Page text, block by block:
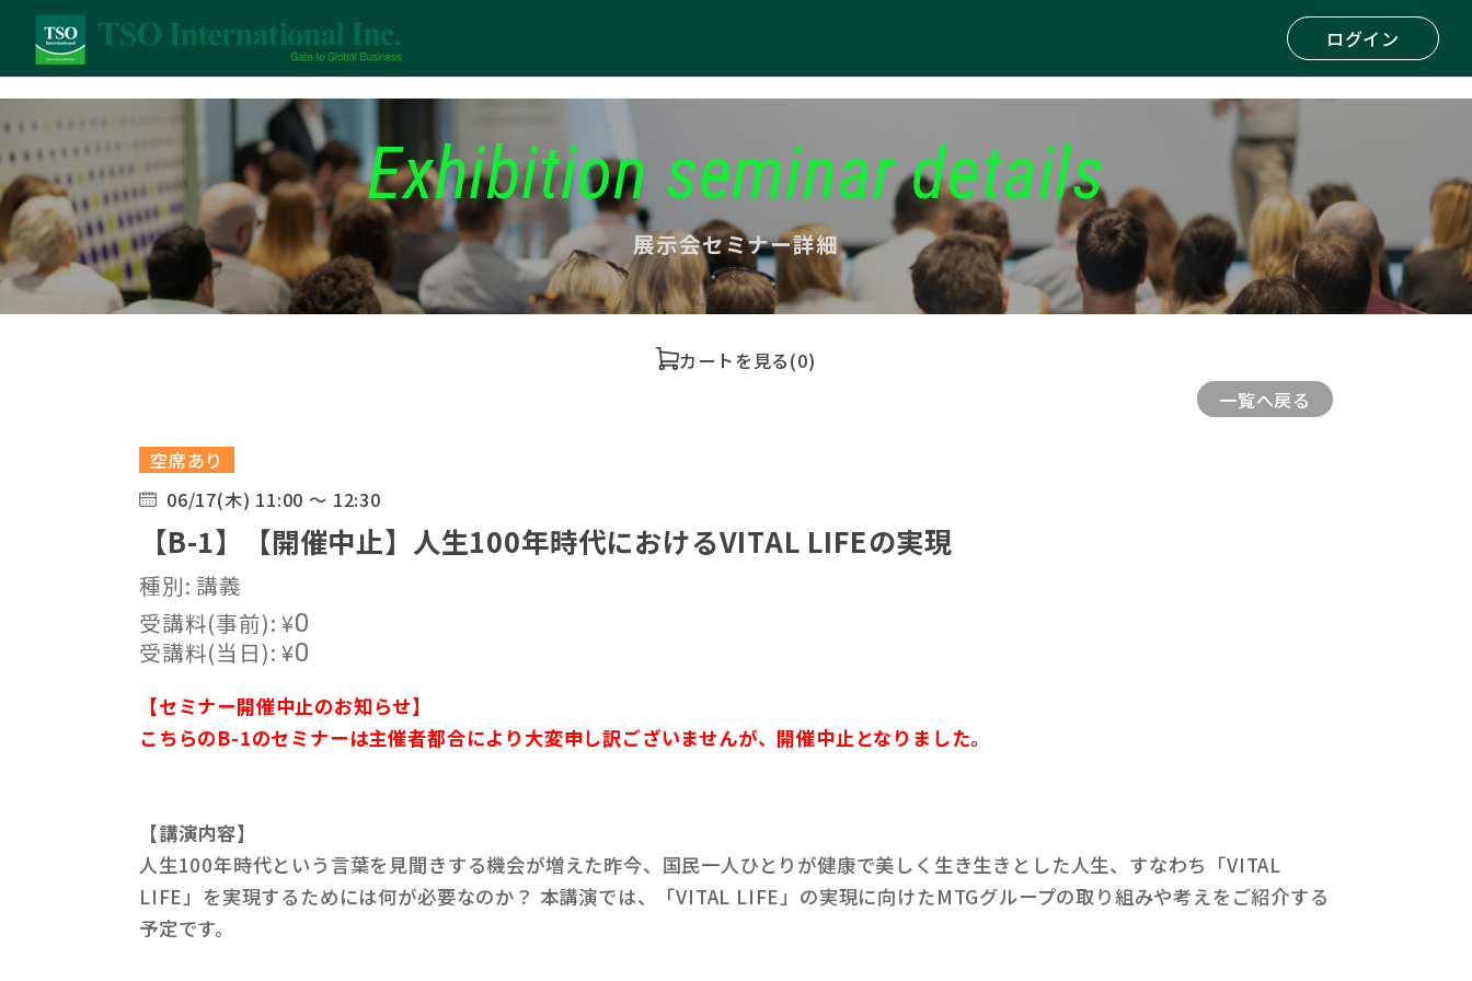
ログイン
Exhibition seminar details
展示会セミナー詳細
カートを見る(0)
一覧へ戻る
空席あり
06/17(木) 11:00 ～ 12:30
【B-1】【開催中止】人生100年時代におけるVITAL LIFEの実現
種別: 講義
受講料(事前):¥0
受講料(当日):¥0
【セミナー開催中止のお知らせ】
こちらのB-1のセミナーは主催者都合により大変申し訳ございませんが、開催中止となりました。
【講演内容】
人生100年時代という言葉を見聞きする機会が増えた昨今、国民一人ひとりが健康で美しく生き生きとした人生、すなわち「VITAL
LIFE」を実現するためには何が必要なのか？ 本講演では、「VITAL LIFE」の実現に向けたMTGグループの取り組みや考えをご紹介する
予定です。